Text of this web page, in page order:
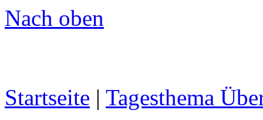
Nach oben
Startseite | Tagesthema